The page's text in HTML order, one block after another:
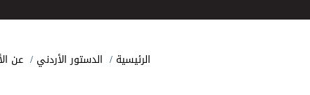
الرئيسية الدستور الأردني عن